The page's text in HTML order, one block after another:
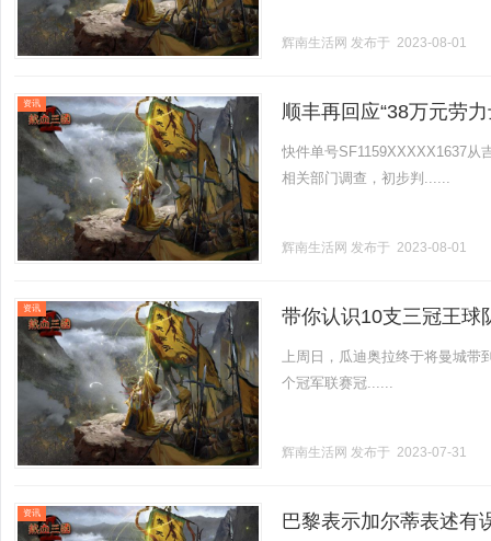
辉南生活网 发布于 2023-08-01
资讯 顺丰再回应“38万元劳
快件单号SF1159XXXXX1637从
相关部门调查，初步判......
辉南生活网 发布于 2023-08-01
资讯 带你认识10支三冠王球
上周日，瓜迪奥拉终于将曼城
个冠军联赛冠......
辉南生活网 发布于 2023-07-31
资讯 巴黎表示加尔蒂表述有